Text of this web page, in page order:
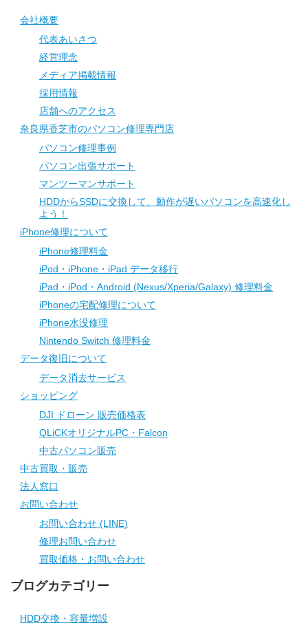
会社概要
代表あいさつ
経営理念
メディア掲載情報
採用情報
店舗へのアクセス
奈良県香芝市のパソコン修理専門店
パソコン修理事例
パソコン出張サポート
マンツーマンサポート
HDDからSSDに交換して、動作が遅いパソコンを高速化し
よう！
iPhone修理について
iPhone修理料金
iPod・iPhone・iPad データ移行
iPad・iPod・Android (Nexus/Xperia/Galaxy) 修理料金
iPhoneの宅配修理について
iPhone水没修理
Nintendo Switch 修理料金
データ復旧について
データ消去サービス
ショッピング
DJI ドローン 販売価格表
QLiCKオリジナルPC・Falcon
中古パソコン販売
中古買取・販売
法人窓口
お問い合わせ
お問い合わせ (LINE)
修理お問い合わせ
買取価格・お問い合わせ
ブログカテゴリー
HDD交換・容量増設